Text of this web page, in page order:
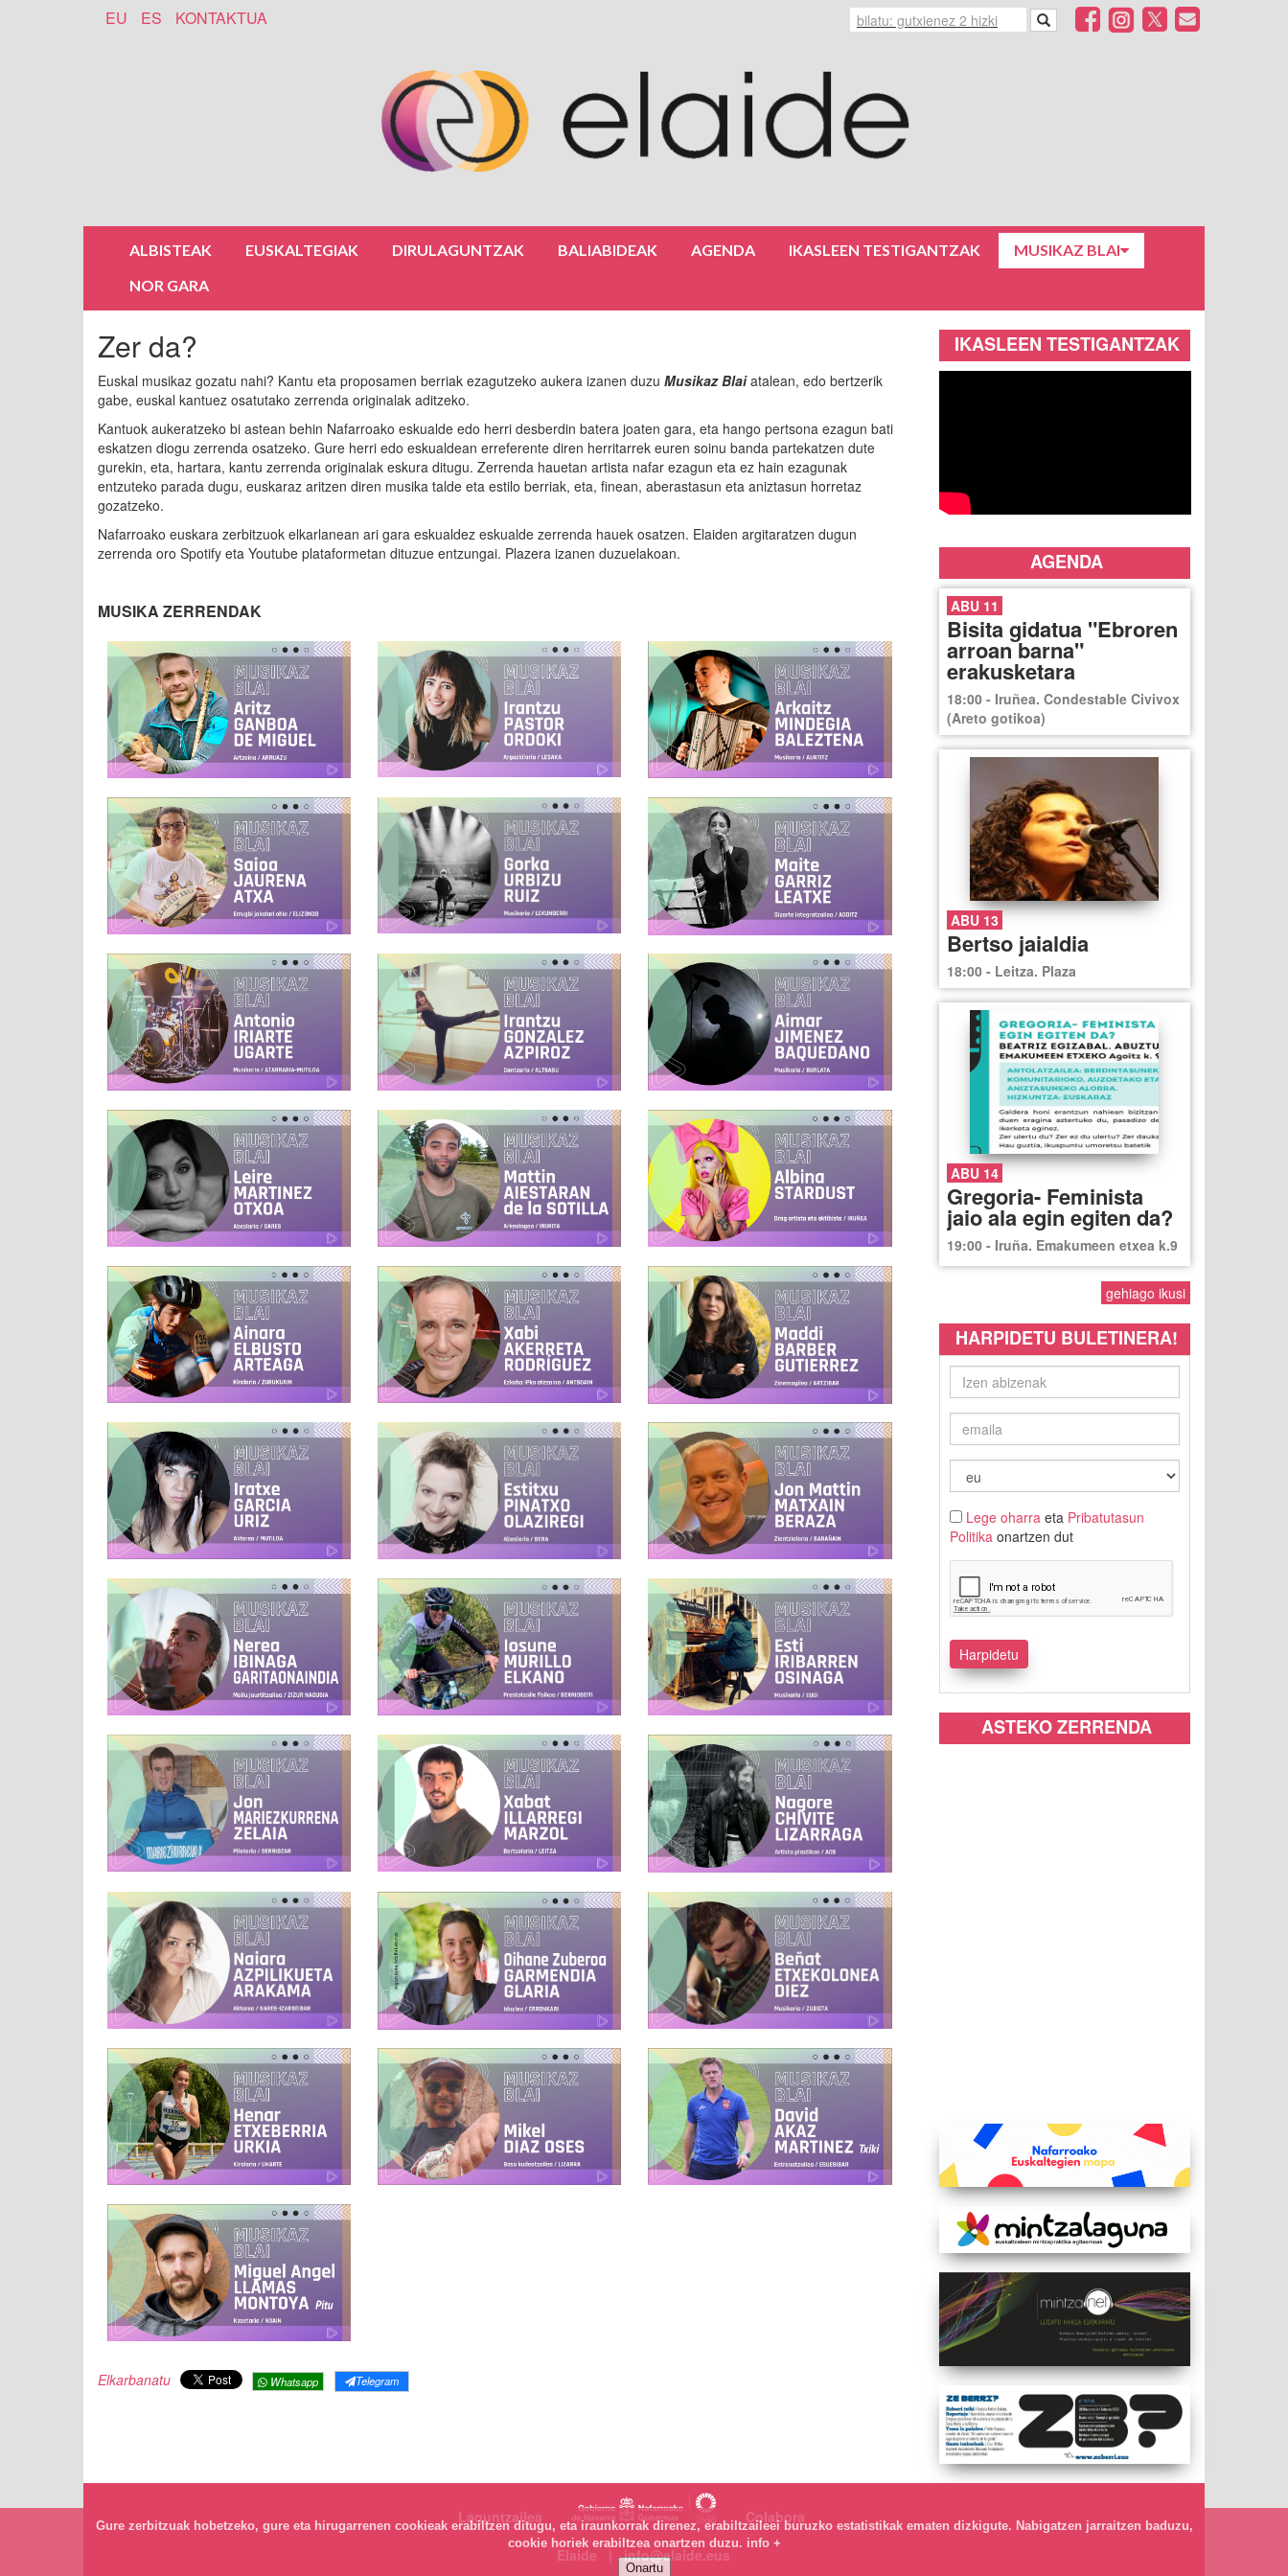
EU ES KONTAKTUA
ALBISTEAK EUSKALTEGIAK DIRULAGUNTZAK BALIABIDEAK AGENDA IKASLEEN TESTIGANTZAK
MUSIKAZ BLAI
NOR GARA
Zer da?
Euskal musikaz gozatu nahi? Kantu eta proposamen berriak ezagutzeko aukera izanen duzu Musikaz Blaiatalean, edo bertzerik
gabe, euskal kantuez osatutako zerrenda originalak aditzeko.
Kantuok aukeratzeko bi astean behin Nafarroako eskualde edo herri desberdin batera joaten gara, eta hango pertsona ezagun bati
eskatzen diogu zerrenda osatzeko. Gure herri edo eskualdean erreferente diren herritarrek euren soinu banda partekatzen dute
gurekin, eta, hartara, kantu zerrenda originalak eskura ditugu. Zerrenda hauetan artista nafar ezagun eta ez hain ezagunak
entzuteko parada dugu, euskaraz aritzen diren musika talde eta estilo berriak, eta, finean, aberastasun eta aniztasun horretaz
gozatzeko.
Nafarroako euskara zerbitzuok elkarlanean ari gara eskualdez eskualde zerrenda hauek osatzen. Elaiden argitaratzen dugun
zerrenda oro Spotify eta Youtube plataformetan dituzue entzungai. Plazera izanen duzuelakoan.
MUSIKA ZERRENDAK
Elkarbanatu Whatsapp Telegram
IKASLEEN TESTIGANTZAK
AGENDA
ABU 11
Bisita gidatua "Ebroren
arroan barna"
erakusketara
18:00 - Iruñea. Condestable Civivox
(Areto gotikoa)
ABU 13
Bertso jaialdia
18:00 - Leitza. Plaza
ABU 14
Gregoria- Feminista
jaio ala egin egiten da?
19:00 - Iruña. Emakumeen etxea k.9
gehiago ikusi
HARPIDETU BULETINERA!
Lege oharraeta Pribatutasun
Politikaonartzen dut
ASTEKO ZERRENDA
Laguntzailea
Colabora
Elaide | info@elaide.eus
Gure zerbitzuak hobetzeko, gure eta hirugarrenen cookieak erabiltzen ditugu, eta iraunkorrak direnez, erabiltzaileei buruzko estatistikak ematen dizkigute. Nabigatzen jarraitzen baduzu,
cookie horiek erabiltzea onartzen duzu. info +